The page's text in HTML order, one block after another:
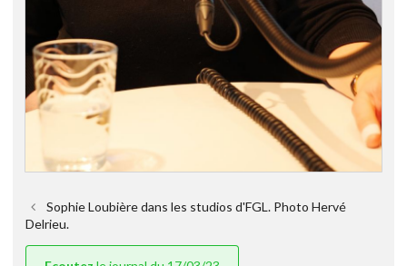
Sophie Loubière dans les studios d'FGL. Photo Hervé
Delrieu.